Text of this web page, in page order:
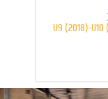
U9 (2018)-U10